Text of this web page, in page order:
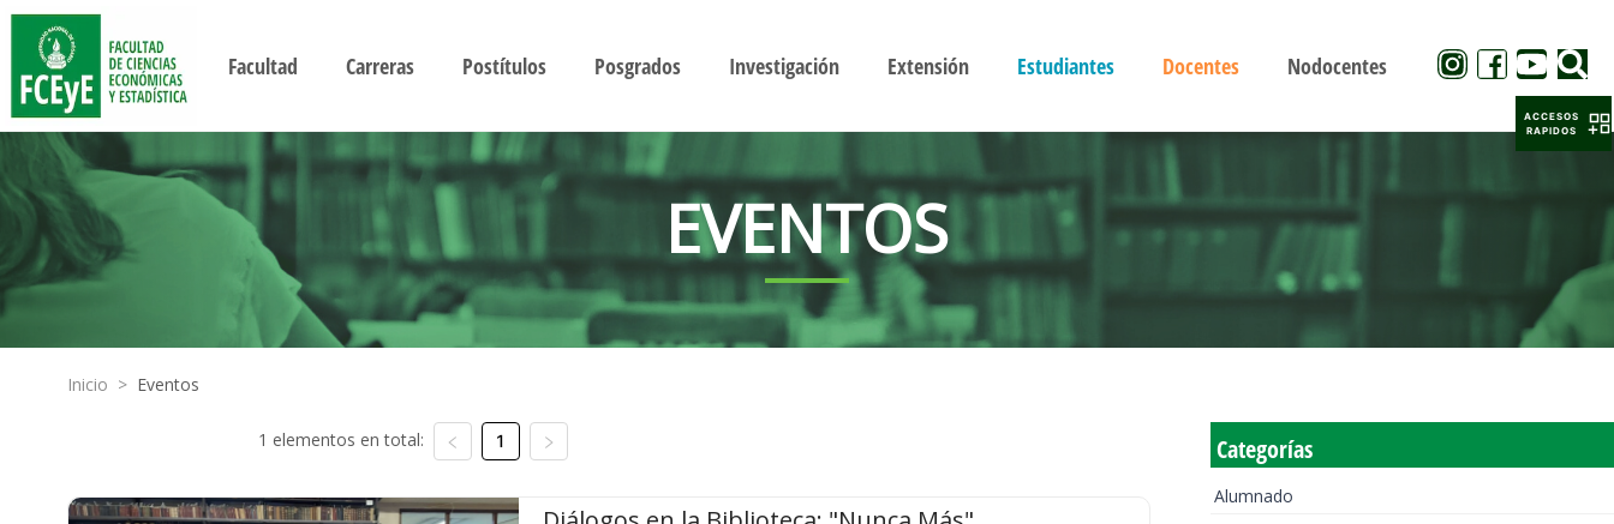
Facultad Carreras Postítulos Posgrados Investigación Extensión Estudiantes Docentes Nodocentes
EVENTOS
Inicio > Eventos
1 elementos en total: 1 Categorías
Alumnado
ACCESOS
RAPIDOS